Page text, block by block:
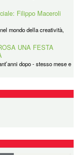
Filippo Maceroli
mondo della creatività,
UNA FESTA
dopo - stesso mese e